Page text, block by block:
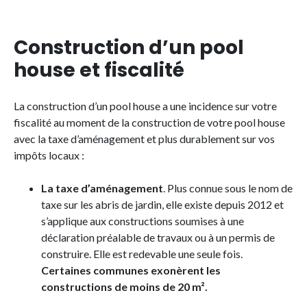
Construction d’un pool
house et fiscalité
La construction d’un pool house a une incidence sur votre
fiscalité au moment de la construction de votre pool house
avec la taxe d’aménagement et plus durablement sur vos
impôts locaux :
La taxe d’aménagement . Plus connue sous le nom de
taxe sur les abris de jardin, elle existe depuis 2012 et
s’applique aux constructions soumises à une
déclaration préalable de travaux ou à un permis de
construire. Elle est redevable une seule fois.
Certaines communes exonèrent les
constructions de moins de 20 m².